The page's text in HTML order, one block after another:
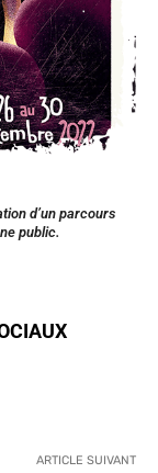
d’un parcours
public.
ARTICLE SUIVANT